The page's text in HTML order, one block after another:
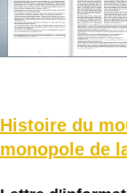
Histoire du
monopole de